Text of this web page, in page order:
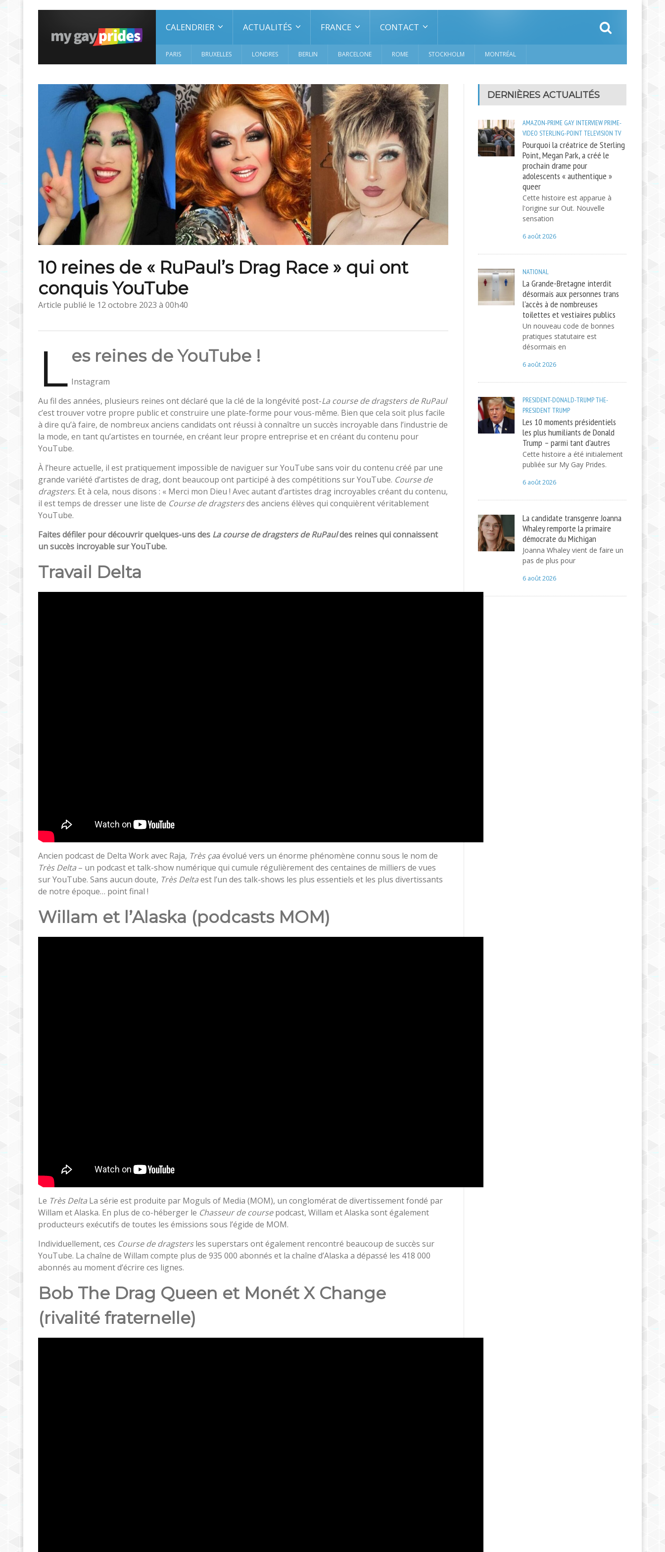
CALENDRIER ACTUALITÉS FRANCE CONTACT
PARIS BRUXELLES LONDRES BERLIN BARCELONE ROME STOCKHOLM MONTRÉAL
10 reines de « RuPaul’s Drag Race » qui ont
conquis YouTube
Article publié le 12 octobre 2023 à 00h40
L es reines de YouTube !
Instagram
Au fil des années, plusieurs reines ont déclaré que la clé de la longévité post-La course de dragsters de RuPaul
c’est trouver votre propre public et construire une plate-forme pour vous-même. Bien que cela soit plus facile
à dire qu’à faire, de nombreux anciens candidats ont réussi à connaître un succès incroyable dans l’industrie de
la mode, en tant qu’artistes en tournée, en créant leur propre entreprise et en créant du contenu pour
YouTube.
À l’heure actuelle, il est pratiquement impossible de naviguer sur YouTube sans voir du contenu créé par une
grande variété d’artistes de drag, dont beaucoup ont participé à des compétitions sur YouTube. Course de
dragsters. Et à cela, nous disons : « Merci mon Dieu ! Avec autant d’artistes drag incroyables créant du contenu,
il est temps de dresser une liste de Course de dragstersdes anciens élèves qui conquièrent véritablement
YouTube.
Faites défiler pour découvrir quelques-uns des La course de dragsters de RuPauldes reines qui connaissent
un succès incroyable sur YouTube.
Travail Delta
Ancien podcast de Delta Work avec Raja, Très çaa évolué vers un énorme phénomène connu sous le nom de
Très Delta – un podcast et talk-show numérique qui cumule régulièrement des centaines de milliers de vues
sur YouTube. Sans aucun doute, Très Deltaest l’un des talk-shows les plus essentiels et les plus divertissants
de notre époque… point final !
Willam et l’Alaska (podcasts MOM)
Le Très Delta La série est produite par Moguls of Media (MOM), un conglomérat de divertissement fondé par
Willam et Alaska. En plus de co-héberger le Chasseur de coursepodcast, Willam et Alaska sont également
producteurs exécutifs de toutes les émissions sous l’égide de MOM.
Individuellement, ces Course de dragstersles superstars ont également rencontré beaucoup de succès sur
YouTube. La chaîne de Willam compte plus de 935 000 abonnés et la chaîne d’Alaska a dépassé les 418 000
abonnés au moment d’écrire ces lignes.
Bob The Drag Queen et Monét X Change
(rivalité fraternelle)
DERNIÈRES ACTUALITÉS
AMAZON-PRIME GAY INTERVIEW PRIME-
VIDEO STERLING-POINTTELEVISION TV
Pourquoi la créatrice de Sterling
Point, Megan Park, a créé le
prochain drame pour
adolescents « authentique »
queer
Cette histoire est apparue à
l'origine sur Out. Nouvelle
sensation
6 août 2026
NATIONAL
La Grande-Bretagne interdit
désormais aux personnes trans
l'accès à de nombreuses
toilettes et vestiaires publics
Un nouveau code de bonnes
pratiques statutaire est
désormais en
6 août 2026
PRESIDENT-DONALD-TRUMPTHE-
PRESIDENTTRUMP
Les 10 moments présidentiels
les plus humiliants de Donald
Trump – parmi tant d'autres
Cette histoire a été initialement
publiée sur My Gay Prides.
6 août 2026
La candidate transgenre Joanna
Whaley remporte la primaire
démocrate du Michigan
Joanna Whaley vient de faire un
pas de plus pour
6 août 2026